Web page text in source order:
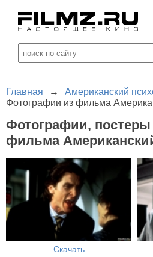
Главная → Американский
Фотографии из фильма
Фотографии,
фильма
Скачать